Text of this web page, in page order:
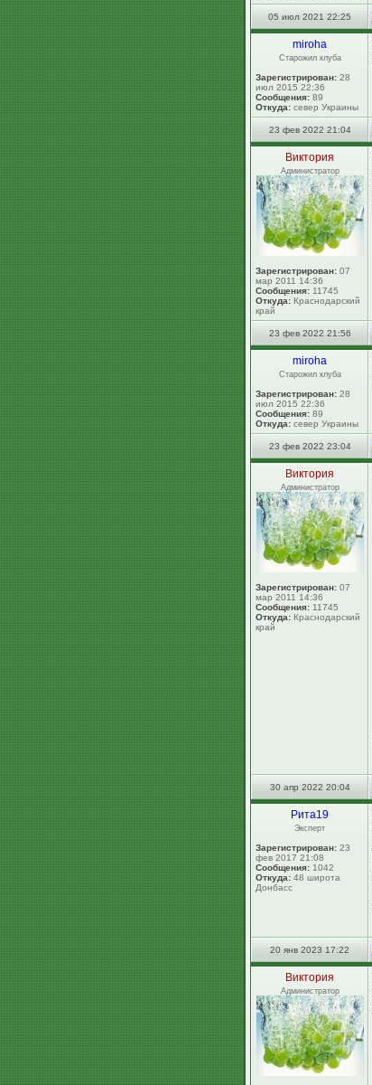
05 июл 2021 22:25
miroha
Старожил клуба
Зарегистрирован: 28
июл 2015 22:36
Сообщения: 89
Откуда: север Украины
23 фев 2022 21:04
Виктория
Администратор
Зарегистрирован: 07
мар 2011 14:36
Сообщения: 11745
Откуда: Краснодарский
край
23 фев 2022 21:56
miroha
Старожил клуба
Зарегистрирован: 28
июл 2015 22:36
Сообщения: 89
Откуда: север Украины
23 фев 2022 23:04
Виктория
Администратор
Зарегистрирован: 07
мар 2011 14:36
Сообщения: 11745
Откуда: Краснодарский
край
30 апр 2022 20:04
Рита19
Эксперт
Зарегистрирован: 23
фев 2017 21:08
Сообщения: 1042
Откуда: 48 широта
Донбасс
20 янв 2023 17:22
Виктория
Администратор